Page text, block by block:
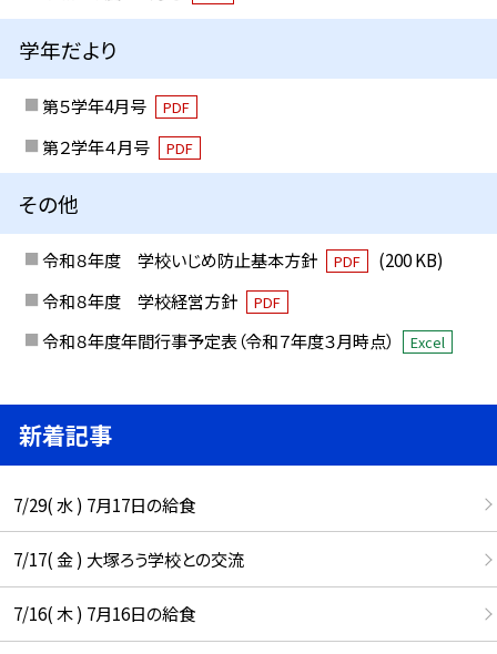
学年だより
第５学年4月号 PDF
第２学年４月号 PDF
その他
令和８年度 学校いじめ防止基本方針 PDF
(200 KB)
令和８年度 学校経営方針
PDF
令和８年度年間行事予定表（令和７年度３月時点） Excel
新着記事
7/29( 水 ) 7月17日の給食
7/17( 金 ) 大塚ろう学校との交流
7/16( 木 ) 7月16日の給食